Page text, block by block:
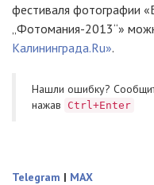
фестиваля фотографии
„Фотомания-2013“»
Калининграда.Ru».
Нашли ошибку?
нажав
Ctrl+Enter
Telegram | MAX